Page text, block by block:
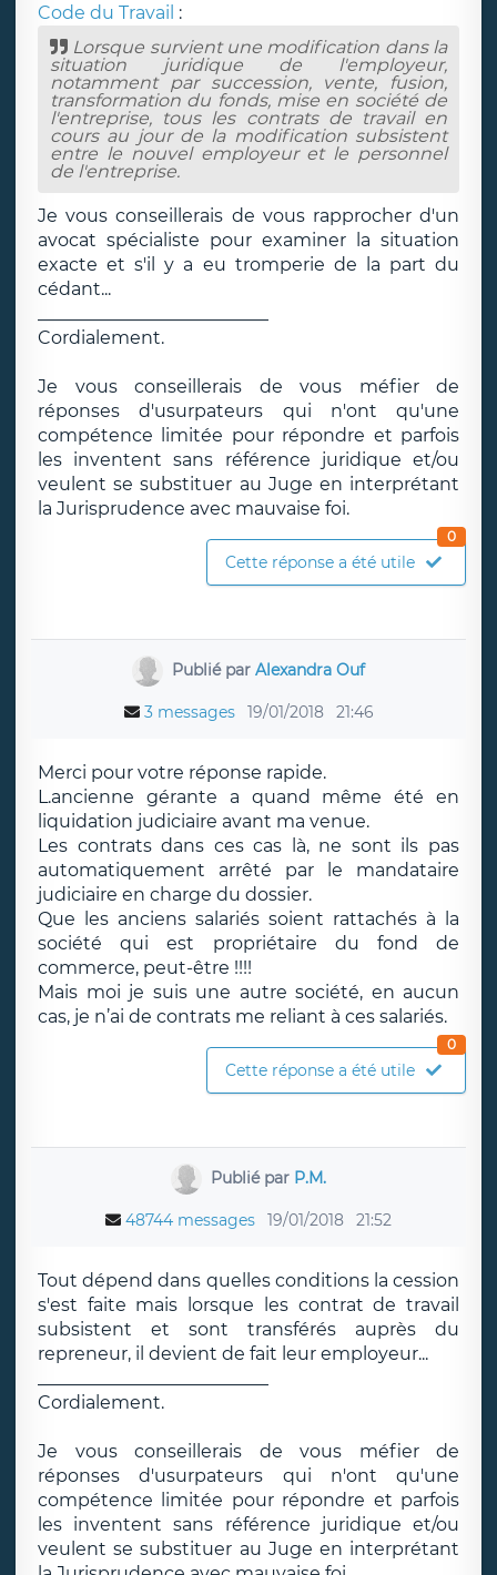
Code du Travail :
Lorsque survient une modification dans la
situation juridique de l'employeur,
notamment par succession, vente, fusion,
transformation du fonds, mise en société de
l'entreprise, tous les contrats de travail en
cours au jour de la modification subsistent
entre le nouvel employeur et le personnel
de l'entreprise.
Je vous conseillerais de vous rapprocher d'un
avocat spécialiste pour examiner la situation
exacte et s'il y a eu tromperie de la part du
cédant...
Cordialement.
Je vous conseillerais de vous méfier de
réponses d'usurpateurs qui n'ont qu'une
compétence limitée pour répondre et parfois
les inventent sans référence juridique et/ou
veulent se substituer au Juge en interprétant
la Jurisprudence avec mauvaise foi.
Cette réponse a été utile
0
Publié par Alexandra Ouf
3 messages 19/01/2018 21:46
Merci pour votre réponse rapide.
L.ancienne gérante a quand même été en
liquidation judiciaire avant ma venue.
Les contrats dans ces cas là, ne sont ils pas
automatiquement arrêté par le mandataire
judiciaire en charge du dossier.
Que les anciens salariés soient rattachés à la
société qui est propriétaire du fond de
commerce, peut-être !!!!
Mais moi je suis une autre société, en aucun
cas, je n’ai de contrats me reliant à ces salariés.
Cette réponse a été utile
0
Publié par P.M.
48744 messages 19/01/2018 21:52
Tout dépend dans quelles conditions la cession
s'est faite mais lorsque les contrat de travail
subsistent et sont transférés auprès du
repreneur, il devient de fait leur employeur...
Cordialement.
Je vous conseillerais de vous méfier de
réponses d'usurpateurs qui n'ont qu'une
compétence limitée pour répondre et parfois
les inventent sans référence juridique et/ou
veulent se substituer au Juge en interprétant